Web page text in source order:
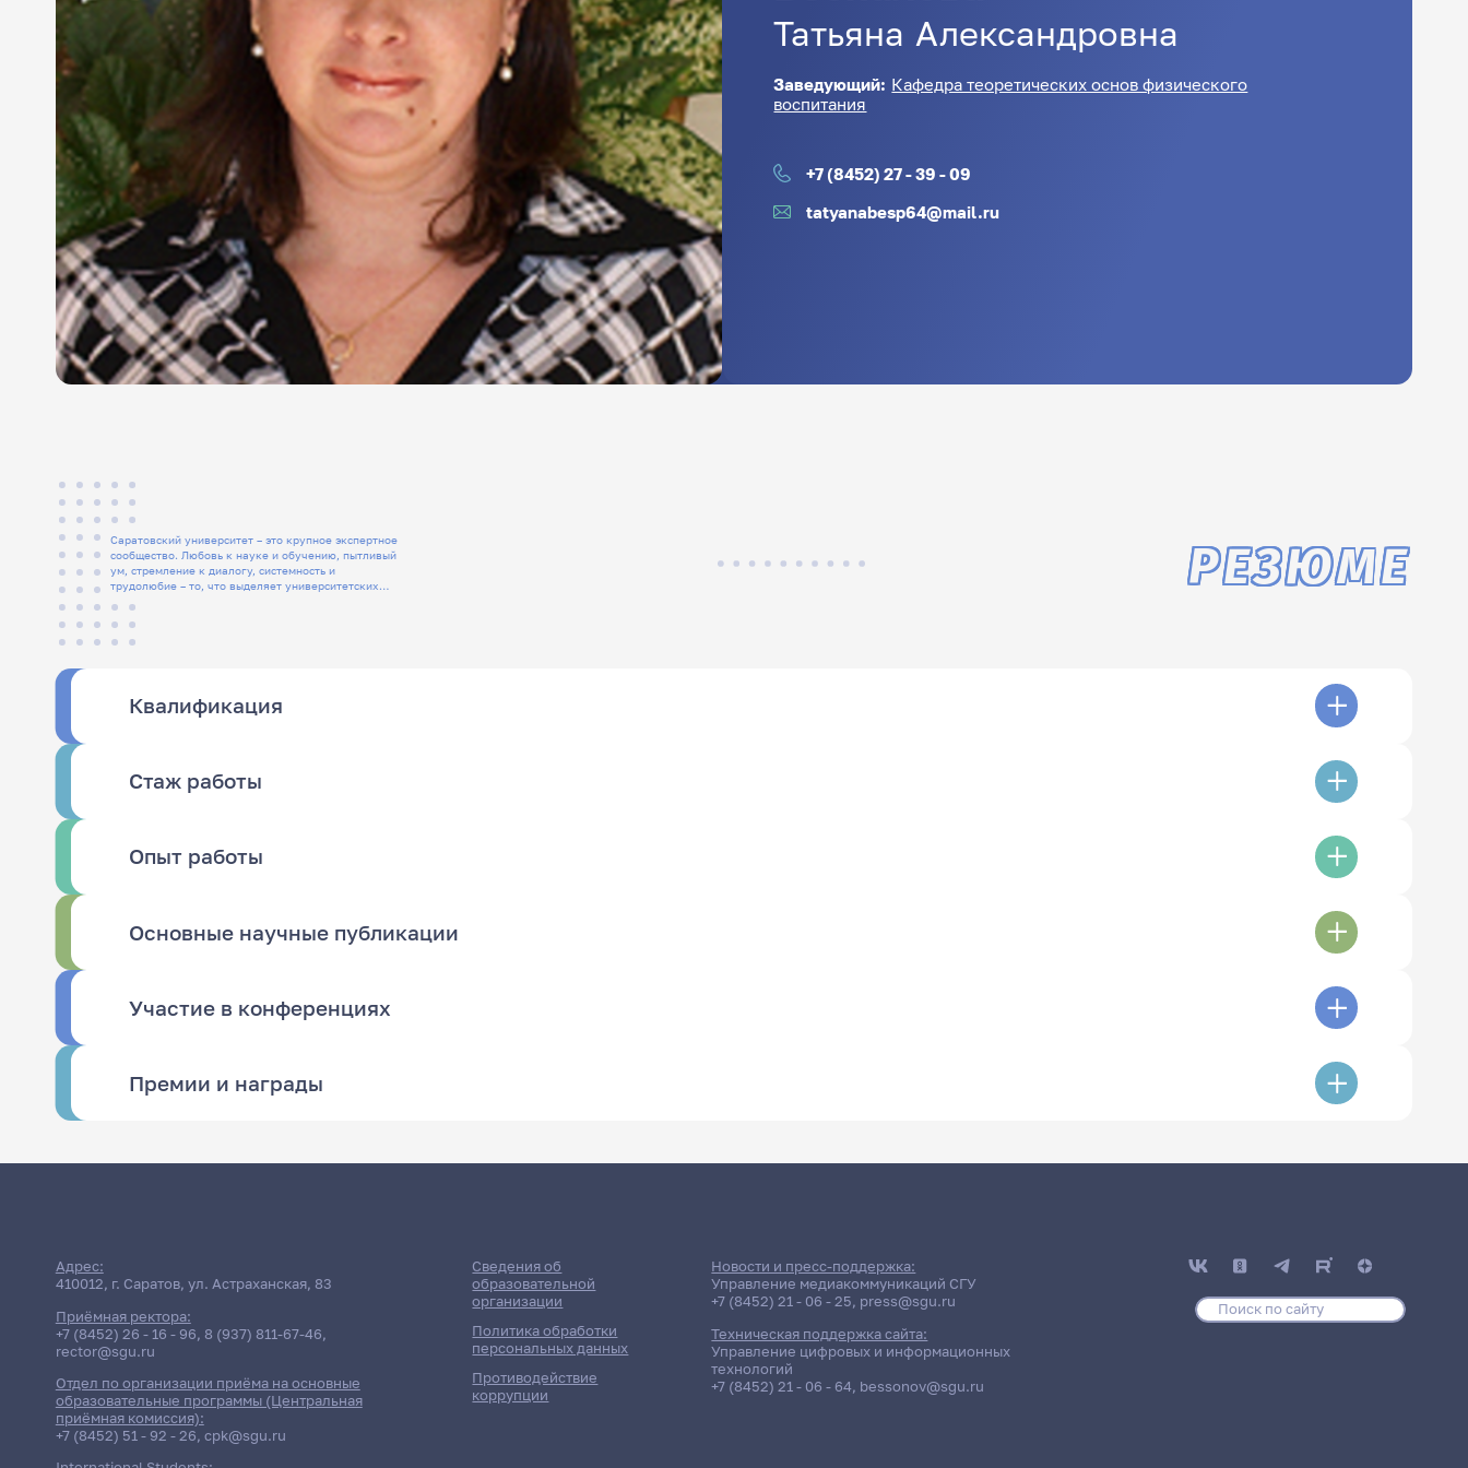
Татьяна Александровна
Заведующий: Кафедра теоретических основ физического
воспитания
+7 (8452) 27 - 39 - 09
tatyanabesp64@mail.ru
Саратовский университет – это крупное экспертное
сообщество. Любовь к науке и обучению, пытливый
ум, стремление к диалогу, системность и
трудолюбие – то, что выделяет университетских
РЕЗЮМЕ
Квалификация
Стаж работы
Опыт работы
Основные научные публикации
Участие в конференциях
Премии и награды
Адрес:
410012, г. Саратов, ул. Астраханская, 83
Приёмная ректора:
+7 (8452) 26 - 16 - 96, 8 (937) 811-67-46,
rector@sgu.ru
Отдел по организации приёма на основные
образовательные программы (Центральная
приёмная комиссия):
+7 (8452) 51 - 92 - 26, cpk@sgu.ru
Сведения об
образовательной
организации
Политика обработки
персональных данных
Противодействие
коррупции
Новости и пресс-поддержка:
Управление медиакоммуникаций СГУ
+7 (8452) 21 - 06 - 25, press@sgu.ru
Техническая поддержка сайта:
Управление цифровых и информационных
технологий
+7 (8452) 21 - 06 - 64, bessonov@sgu.ru